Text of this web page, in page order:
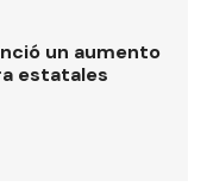
un aumento
estatales